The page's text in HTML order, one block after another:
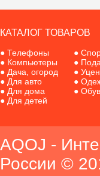
КАТАЛОГ ТОВАРОВ
● Телефоны
● Компьютеры
● Дача, огород
● Для авто
● Для дома
● Для детей
●
●
●
●
●
AQOJ -
России ©